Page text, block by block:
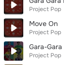
Project Pop
Move On
Project Pop
Gara-Gara
Project Pop